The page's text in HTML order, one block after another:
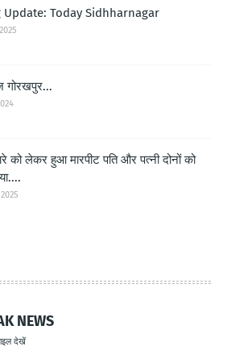
Update: Today Sidhharnagar
गोरखपुर...
को लेकर हुआ मारपीट पति और पत्नी दोनों को
NEWS
देखें